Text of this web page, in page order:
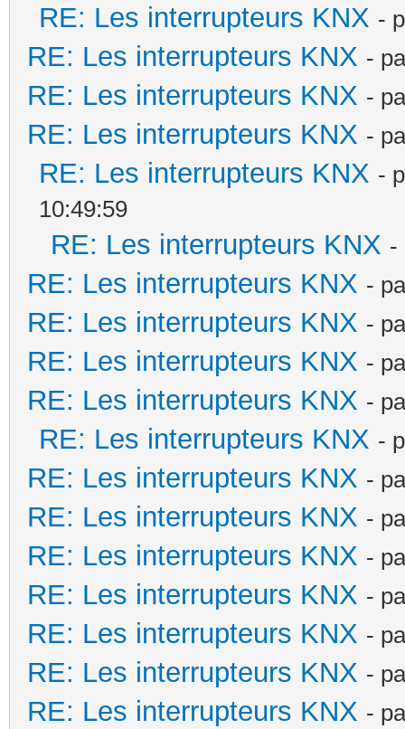
RE: Les interrupteurs KNX -
RE: Les interrupteurs KNX -
RE: Les interrupteurs KNX -
RE: Les interrupteurs KNX -
RE: Les interrupteurs KNX -
10:49:59
RE: Les interrupteurs KNX -
RE: Les interrupteurs KNX -
RE: Les interrupteurs KNX -
RE: Les interrupteurs KNX -
RE: Les interrupteurs KNX -
RE: Les interrupteurs KNX -
RE: Les interrupteurs KNX -
RE: Les interrupteurs KNX -
RE: Les interrupteurs KNX -
RE: Les interrupteurs KNX -
RE: Les interrupteurs KNX -
RE: Les interrupteurs KNX -
RE: Les interrupteurs KNX -